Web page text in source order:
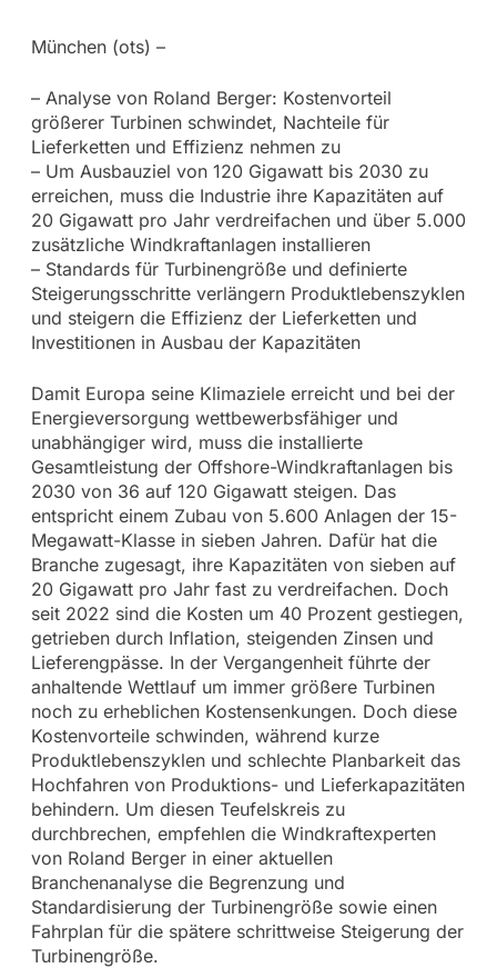
München (ots) –
– Analyse von Roland Berger: Kostenvorteil
größerer Turbinen schwindet, Nachteile für
Lieferketten und Effizienz nehmen zu
– Um Ausbauziel von 120 Gigawatt bis 2030 zu
erreichen, muss die Industrie ihre Kapazitäten auf
20 Gigawatt pro Jahr verdreifachen und über 5.000
zusätzliche Windkraftanlagen installieren
– Standards für Turbinengröße und definierte
Steigerungsschritte verlängern Produktlebenszyklen
und steigern die Effizienz der Lieferketten und
Investitionen in Ausbau der Kapazitäten
Damit Europa seine Klimaziele erreicht und bei der
Energieversorgung wettbewerbsfähiger und
unabhängiger wird, muss die installierte
Gesamtleistung der Offshore-Windkraftanlagen bis
2030 von 36 auf 120 Gigawatt steigen. Das
entspricht einem Zubau von 5.600 Anlagen der 15-
Megawatt-Klasse in sieben Jahren. Dafür hat die
Branche zugesagt, ihre Kapazitäten von sieben auf
20 Gigawatt pro Jahr fast zu verdreifachen. Doch
seit 2022 sind die Kosten um 40 Prozent gestiegen,
getrieben durch Inflation, steigenden Zinsen und
Lieferengpässe. In der Vergangenheit führte der
anhaltende Wettlauf um immer größere Turbinen
noch zu erheblichen Kostensenkungen. Doch diese
Kostenvorteile schwinden, während kurze
Produktlebenszyklen und schlechte Planbarkeit das
Hochfahren von Produktions- und Lieferkapazitäten
behindern. Um diesen Teufelskreis zu
durchbrechen, empfehlen die Windkraftexperten
von Roland Berger in einer aktuellen
Branchenanalyse die Begrenzung und
Standardisierung der Turbinengröße sowie einen
Fahrplan für die spätere schrittweise Steigerung der
Turbinengröße.